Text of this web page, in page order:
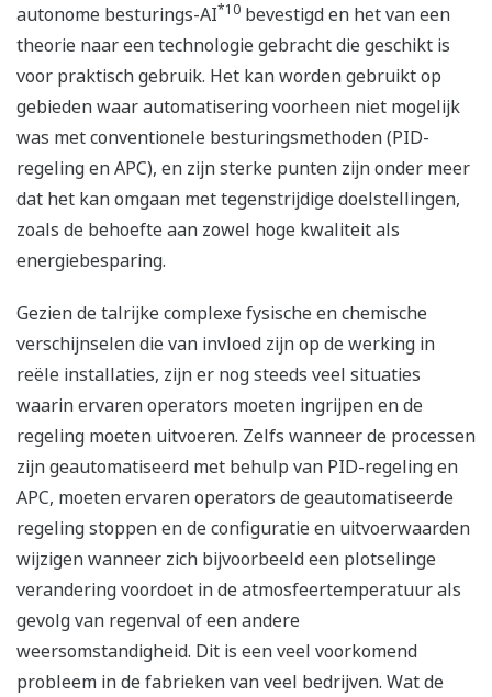
autonome besturings-AI*10 bevestigd en het van een
theorie naar een technologie gebracht die geschikt is
voor praktisch gebruik. Het kan worden gebruikt op
gebieden waar automatisering voorheen niet mogelijk
was met conventionele besturingsmethoden (PID-
regeling en APC), en zijn sterke punten zijn onder meer
dat het kan omgaan met tegenstrijdige doelstellingen,
zoals de behoefte aan zowel hoge kwaliteit als
energiebesparing.
Gezien de talrijke complexe fysische en chemische
verschijnselen die van invloed zijn op de werking in
reële installaties, zijn er nog steeds veel situaties
waarin ervaren operators moeten ingrijpen en de
regeling moeten uitvoeren. Zelfs wanneer de processen
zijn geautomatiseerd met behulp van PID-regeling en
APC, moeten ervaren operators de geautomatiseerde
regeling stoppen en de configuratie en uitvoerwaarden
wijzigen wanneer zich bijvoorbeeld een plotselinge
verandering voordoet in de atmosfeertemperatuur als
gevolg van regenval of een andere
weersomstandigheid. Dit is een veel voorkomend
probleem in de fabrieken van veel bedrijven. Wat de